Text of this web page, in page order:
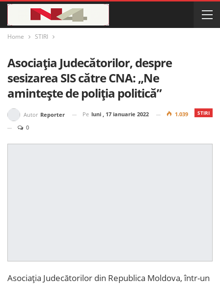
Home STIRI
Asociația Judecătorilor, despre
sesizarea SIS către CNA: „Ne
amintește de poliția politică”
STIRI
Autor Reporter Pe luni , 17 ianuarie 2022
1.039
0
Asociația Judecătorilor din Republica Moldova, într-un